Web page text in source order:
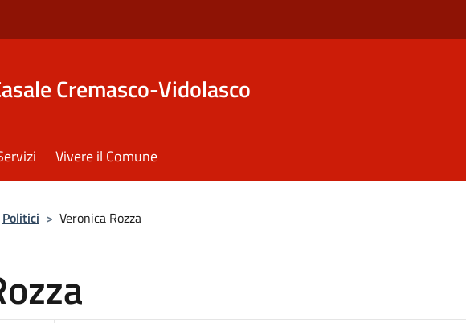
Cremasco-Vidolasco
Vivere il Comune
Politici > Veronica Rozza